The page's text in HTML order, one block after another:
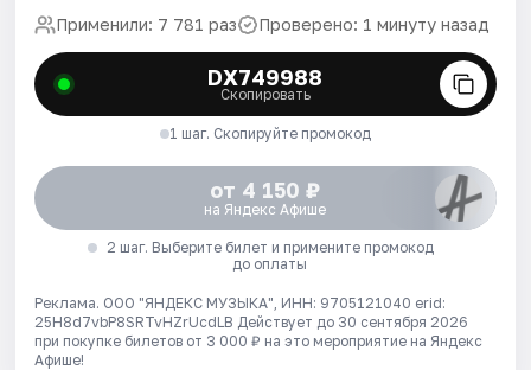
Применили: 7 781 раз Проверено: 1 минуту назад
DX749988
Скопировать
1 шаг. Скопируйте промокод
от 4 150 ₽
на Яндекс Афише
2 шаг. Выберите билет и примените промокод
до оплаты
Реклама. ООО "ЯНДЕКС МУЗЫКА", ИНН: 9705121040 erid:
25H8d7vbP8SRTvHZrUcdLB Действует до 30 сентября 2026
при покупке билетов от 3 000 ₽ на это мероприятие на Яндекс
Афише!